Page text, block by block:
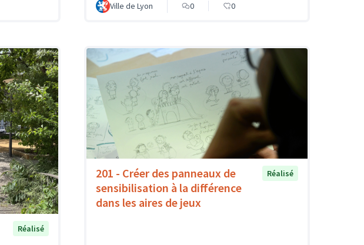
Ville de Lyon 0 0
Réalisé
201 - Créer des panneaux de
sensibilisation à la différence
dans les aires de jeux
Réalisé